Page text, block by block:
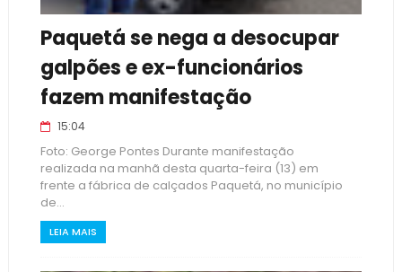
Paquetá se nega a desocupar
galpões e ex-funcionários
fazem manifestação
15:04
Foto: George Pontes Durante manifestação
realizada na manhã desta quarta-feira (13) em
frente a fábrica de calçados Paquetá, no município
de...
LEIA MAIS